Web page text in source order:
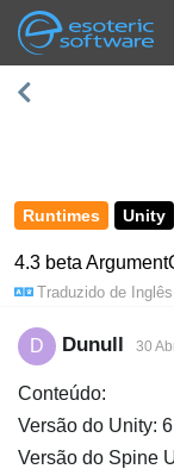
Esoteric
Navigation
INÍCIO
Runtimes Unity
4.3 beta
Traduzido de Inglês
D Dunull 30
Conteúdo:
Versão do Unity:
Versão do Spine